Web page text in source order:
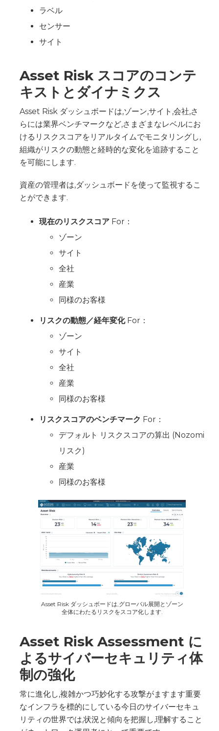
ラベル
センサー
サイト
Asset Risk スコアのコンテ
キストとダイナミクス
Asset Risk ダッシュボードは,ゾーン,サイト,会社,さ
らには業界ベンチマークなど,さまざまなレベルにお
けるリスクスコアをリアルタイムでモニタリングし,
組織がリスクの動態と経時的な変化を追跡すること
を可能にします.
資産の管理者は,ダッシュボードを使って監視するこ
とができます.
現在のリスクスコア For：
ゾーン
サイト
全社
産業
同様のお客様
リスクの動態／経年変化For：
ゾーン
サイト
全社
産業
同様のお客様
リスクスコアのベンチマーク For：
デフォルト リスクスコアの算出 (Nozomi
リスク)
産業
同様のお客様
Asset Risk ダッシュボードは,グローバル展開とゾーン
全体にわたるリスクをスコア化します.
Asset Risk Assessment に
よるサイバーセキュリティ体
制の強化
常に進化し,複雑かつ巧妙化する攻撃がますます重要
なインフラを標的にしている今日のサイバーセキュ
リティの世界では,状況と傾向を把握し,理解すること